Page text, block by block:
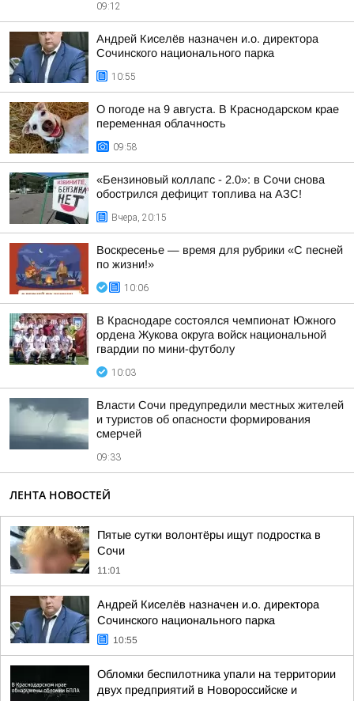
09:12
Андрей Киселёв назначен и.о. директора
Сочинского национального парка
10:55
О погоде на 9 августа. В Краснодарском крае
переменная облачность
09:58
«Бензиновый коллапс - 2.0»: в Сочи снова
обострился дефицит топлива на АЗС!
Вчера, 20:15
Воскресенье — время для рубрики «С песней
по жизни!»
10:06
В Краснодаре состоялся чемпионат Южного
ордена Жукова округа войск национальной
гвардии по мини-футболу
10:03
Власти Сочи предупредили местных жителей
и туристов об опасности формирования
смерчей
09:33
ЛЕНТА НОВОСТЕЙ
Пятые сутки волонтёры ищут подростка в
Сочи
11:01
Андрей Киселёв назначен и.о. директора
Сочинского национального парка
10:55
Обломки беспилотника упали на территории
двух предприятий в Новороссийске и